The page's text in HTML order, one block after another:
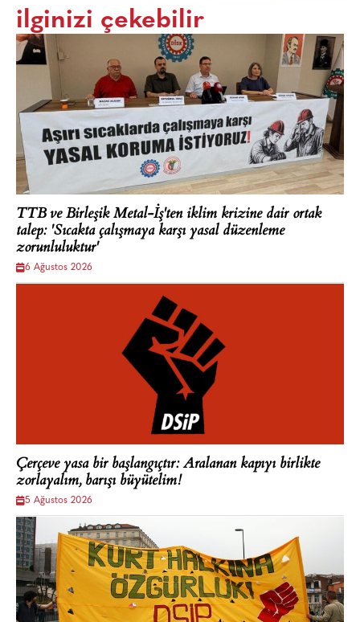
ilginizi çekebilir
TTB ve Birleşik Metal-İş'ten iklim krizine dair ortak
talep: 'Sıcakta çalışmaya karşı yasal düzenleme
zorunluluktur'
6 Ağustos 2026
Çerçeve yasa bir başlangıçtır: Aralanan kapıyı birlikte
zorlayalım, barışı büyütelim!
5 Ağustos 2026